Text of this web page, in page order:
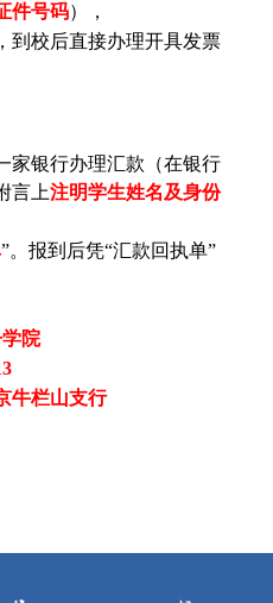
件号码），
到校后直接办理开具发票
家银行办理汇款（在银行
言上注明学生姓名及身份
”。报到后凭“汇款回执单”
院
牛栏山支行